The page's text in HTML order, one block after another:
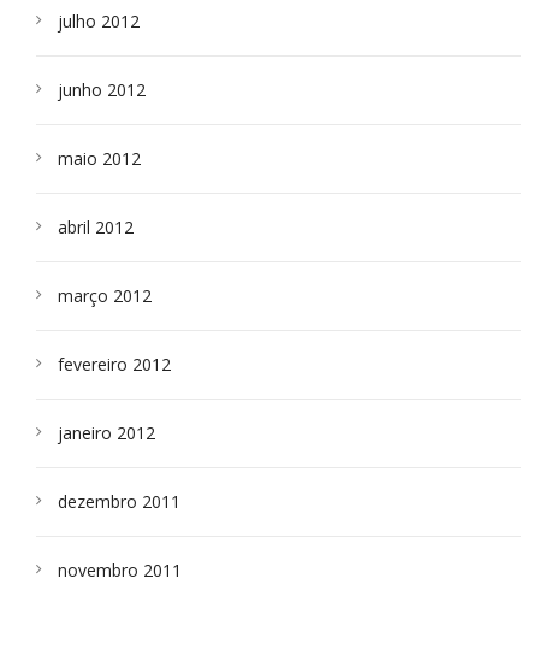
julho 2012
junho 2012
maio 2012
abril 2012
março 2012
fevereiro 2012
janeiro 2012
dezembro 2011
novembro 2011